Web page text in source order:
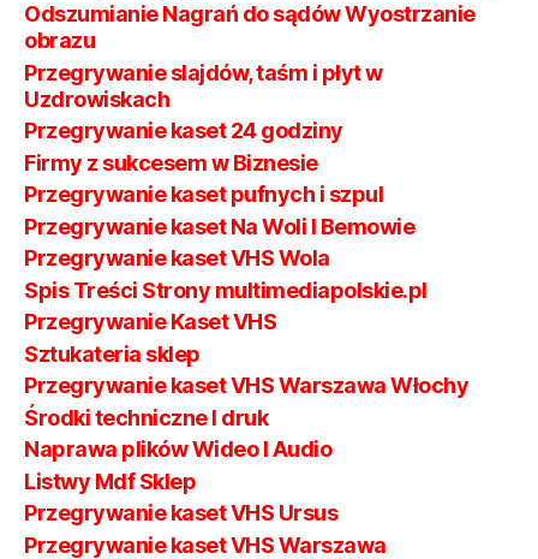
Odszumianie Nagrań do sądów Wyostrzanie
obrazu
Przegrywanie slajdów, taśm i płyt w
Uzdrowiskach
Przegrywanie kaset 24 godziny
Firmy z sukcesem w Biznesie
Przegrywanie kaset pufnych i szpul
Przegrywanie kaset Na Woli I Bemowie
Przegrywanie kaset VHS Wola
Spis Treści Strony multimediapolskie.pl
Przegrywanie Kaset VHS
Sztukateria sklep
Przegrywanie kaset VHS Warszawa Włochy
Środki techniczne I druk
Naprawa plików Wideo I Audio
Listwy Mdf Sklep
Przegrywanie kaset VHS Ursus
Przegrywanie kaset VHS Warszawa